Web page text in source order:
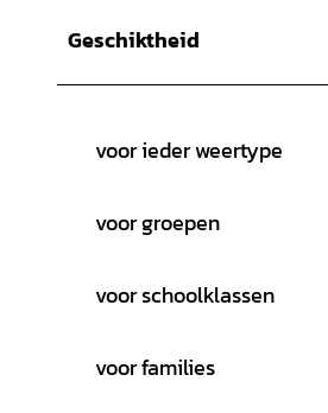
Geschiktheid
voor ieder weertype
voor groepen
voor schoolklassen
voor families